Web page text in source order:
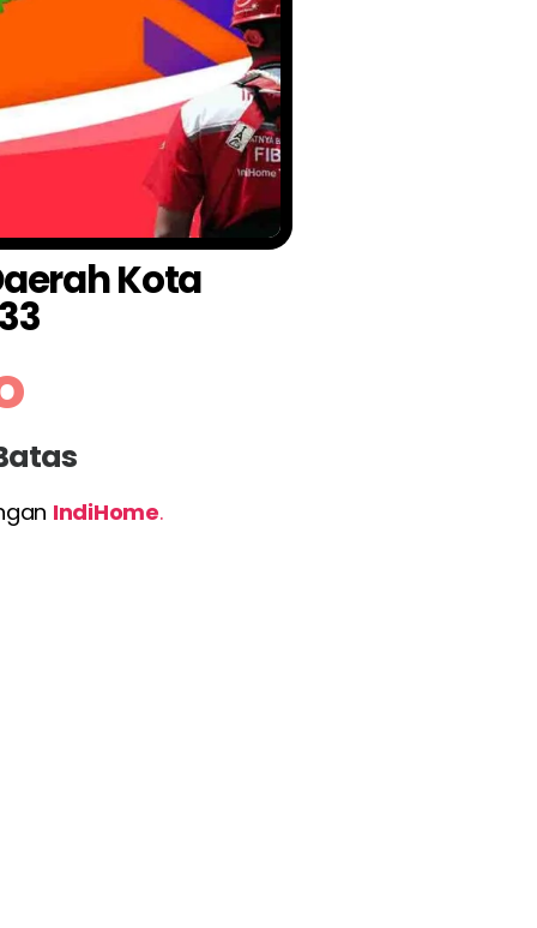
Kota
IndiHome.